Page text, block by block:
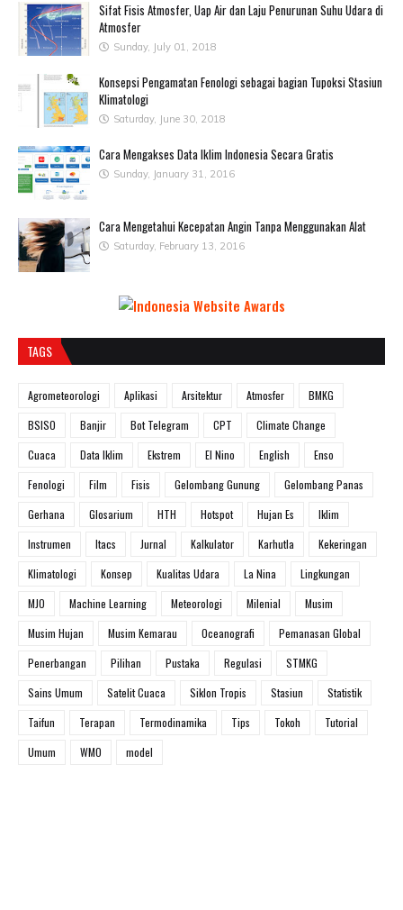
Sifat Fisis Atmosfer, Uap Air dan Laju Penurunan Suhu Udara di
Atmosfer
Sunday, July 01, 2018
Konsepsi Pengamatan Fenologi sebagai bagian Tupoksi Stasiun
Klimatologi
Saturday, June 30, 2018
Cara Mengakses Data Iklim Indonesia Secara Gratis
Sunday, January 31, 2016
Cara Mengetahui Kecepatan Angin Tanpa Menggunakan Alat
Saturday, February 13, 2016
TAGS
Agrometeorologi Aplikasi Arsitektur Atmosfer
BMKG
BSISO
Banjir Bot Telegram CPT
Climate Change
Cuaca
Data Iklim Ekstrem El Nino English
Enso
Fenologi
Film Fisis Gelombang Gunung
Gelombang Panas
Gerhana
Glosarium HTH Hotspot Hujan Es
Iklim
Instrumen
Itacs Jurnal Kalkulator Karhutla
Kekeringan
Klimatologi
Konsep Kualitas Udara La Nina
Lingkungan
MJO
Machine Learning Meteorologi Milenial
Musim
Musim Hujan
Musim Kemarau Oceanografi
Pemanasan Global
Penerbangan
Pilihan Pustaka Regulasi
STMKG
Sains Umum
Satelit Cuaca Siklon Tropis Stasiun
Statistik
Taifun
Terapan Termodinamika Tips Tokoh
Tutorial
Umum
WMO model